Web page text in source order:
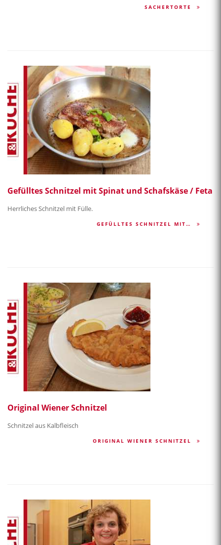
SACHERTORTE
Gefülltes Schnitzel mit Spinat und Schafskäse / Feta
Herrliches Schnitzel mit Fülle.
GEFÜLLTES SCHNITZEL MIT…
Original Wiener Schnitzel
Schnitzel aus Kalbfleisch
ORIGINAL WIENER SCHNITZEL